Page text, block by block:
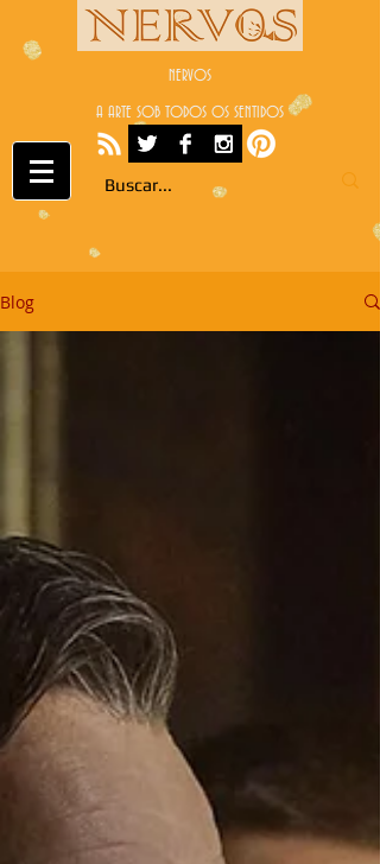
NERVOS
A ARTE SOB TODOS OS SENTIDOS
Blog